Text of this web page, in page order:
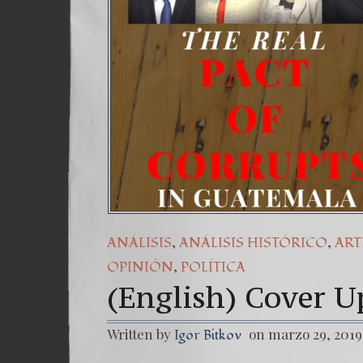
Una
7.
ANÁLISIS, ANÁLISIS HISTÓRICO,
OPINIÓN, POLÍTICA
(English) Cover
Written by Igor Bitkov on marzo 29, 2019